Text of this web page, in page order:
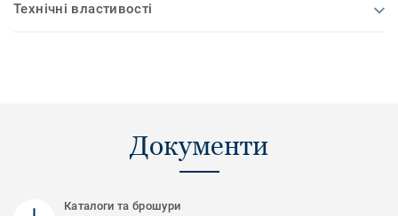
Технічні властивості
Документи
Каталоги та брошури